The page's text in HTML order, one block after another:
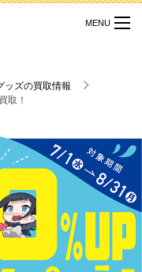
ッズの買取情報
取！